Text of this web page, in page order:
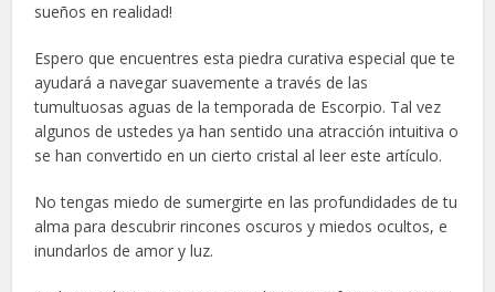
sueños en realidad!
Espero que encuentres esta piedra curativa especial que te
ayudará a navegar suavemente a través de las
tumultuosas aguas de la temporada de Escorpio. Tal vez
algunos de ustedes ya han sentido una atracción intuitiva o
se han convertido en un cierto cristal al leer este artículo.
No tengas miedo de sumergirte en las profundidades de tu
alma para descubrir rincones oscuros y miedos ocultos, e
inundarlos de amor y luz.